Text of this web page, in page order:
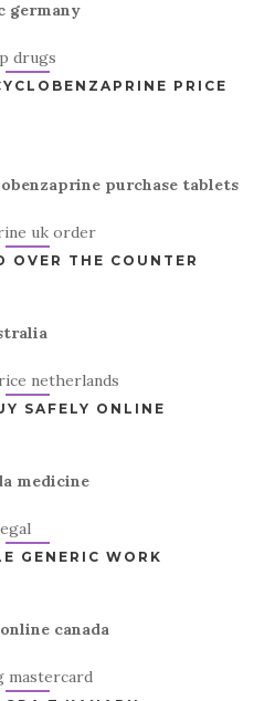
germany
drugs
PRICE
purchase tablets
uk order
OVER THE COUNTER
netherlands
SAFELY ONLINE
medicine
GENERIC WORK
canada
mastercard